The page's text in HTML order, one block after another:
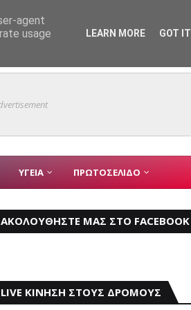
Σεούλ ΓΙΑΝΝΗΣ ΚΩΝΣΤΑΝΤΑΤΟΣ
ΥΓΕΙΑ ΠΡΩΤΟΣΕΛΙΔΟ
ΑΚΟΛΟΥΘΗΣΤΕ ΜΑΣ ΣΤΟ FACEBOOK
LIVE ΚΙΝΗΣΗ ΣΤΟΥΣ ΔΡΟΜΟΥΣ
agent
usage
LEARN MORE GOT IT